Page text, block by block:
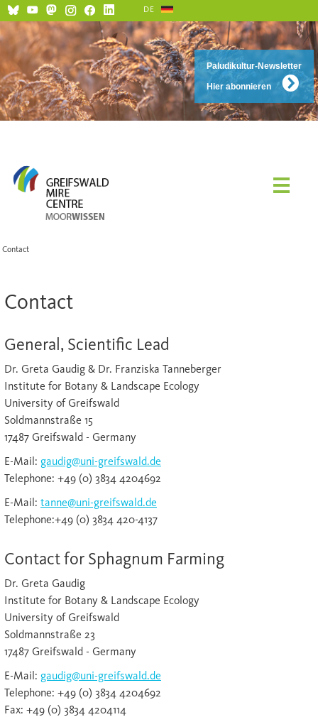
Paludikultur-Newsletter
Hier abonnieren
DE
Contact
Contact
General, Scientific Lead
Dr. Greta Gaudig & Dr. Franziska Tanneberger
Institute for Botany & Landscape Ecology
University of Greifswald
Soldmannstraße 15
17487 Greifswald - Germany
E-Mail: gaudig@uni-greifswald.de
Telephone: +49 (0) 3834 4204692
E-Mail: tanne@uni-greifswald.de
Telephone:+49 (0) 3834 420-4137
Contact for Sphagnum Farming
Dr. Greta Gaudig
Institute for Botany & Landscape Ecology
University of Greifswald
Soldmannstraße 23
17487 Greifswald - Germany
E-Mail: gaudig@uni-greifswald.de
Telephone: +49 (0) 3834 4204692
Fax: +49 (0) 3834 4204114